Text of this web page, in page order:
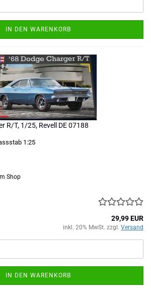
IN DEN WARENKORB
R/T, 1/25, Revell DE 07188
1:25
Shop
29,99 EUR
inkl. 20% MwSt. zzgl. Versand
IN DEN WARENKORB